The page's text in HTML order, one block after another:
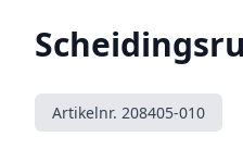
Artikelnr. 208405-010